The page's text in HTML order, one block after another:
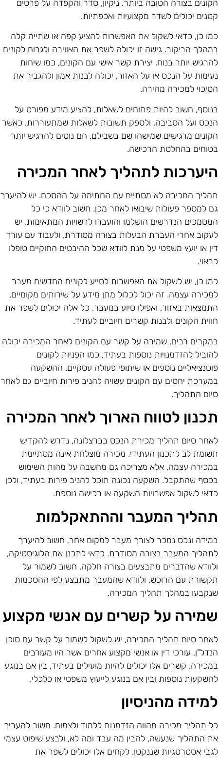
בצורה הטובה ביותר. ניקיון, סדר והקפדה על פרטים
יכולים לשדר מקצועיות ואכפתיות.
כן, כדאי לשקול את האפשרות להציע קפה או שתייה קלה
הביקור. גישה זו יכולה לשפר את האווירה ולגרום לקונים
יותר בנוח. יצירת קשר אישי עם הקונים, כמו שיחות
על הנכס או על האזור, יכולה לבנות אמון ולהגביר את
למכירה מהירה.
חשוב להיות פתוחים לשאלות, להציע מידע מפורט על
ועל הסביבה, ולספק תשובות לשאלות שמתעוררות. כאשר
מרגישים שמישהו שם בשבילם, הם נוטים להרגיש יותר
בהחלטת הרכישה.
לתהליך לאחר המכירה
המכירה לא מסתיים עם החתימה על ההסכם. יש להיערך
למספר פעולות שיבואו לאחר מכן. חשוב לוודא כי כל
הנדרשים הושלמו והועברו לרשויות המתאימות. יש
אחרי העברת הבעלות בצורה מסודרת, ולעבוד עם עורך
או יועץ משפטי על מנת לוודא שכל ההיבטים החוקיים טופלו
כן, יש לשקול את האפשרות לסייע לקונים החדשים מעבר
עצמה. זה יכול לכלול מתן מידע על שירותים מקומיים,
באזור, ואפילו סיוע במעבר. כל אלה יכולים לשפר את
הקונים ולבנות קשרים חיוביים לעתיד.
רבים, שמירה על קשר עם הקונים לאחר המכירה יכולה
להזדמנויות נוספות בעתיד, כמו הפניות לקונים
נוספים או שיתופי פעולה עסקיים. ההשקעה
יחסים עם הקונים עשויה להניב פירות חיוביים גם לאחר
התהליך.
לטווח הארוך לאחר המכירה
סיום תהליך מכירת הנכס בברצלונה, נדרש להקדיש
לב לתכנון העתידי. מכירה מוצלחת אינה מסתיימת
עצמה, אלא מצריכה גם מחשבה על מהות השימוש
שהתקבל. השקעה נכונה תוכל להניב פירות בעתיד, ולכן
לשקול אפשרויות השקעה או רכישה נוספת.
המעבר וההתאקלמות
ונכס נמכר לצורך מעבר למקום אחר, חשוב להיערך
המעבר בצורה מסודרת. כדאי לתכנן את הלוגיסטיקה,
שהדברים מתבצעים בצורה חלקה. חשוב לשמור על
עם הרוכש, ולוודא שהמעבר מתבצע לפי ההסכמות
במהלך תהליך המכירה.
על קשרים עם אנשי מקצוע
סיום תהליך המכירה, יש לשקול לשמור על קשר עם סוכן
עורכי דין או אנשי מקצוע אחרים אשר היו מעורבים
קשרים אלו יכולים להיות מועילים בעתיד, בין אם בנוגע
נוספות ובין אם בנוגע לייעוץ משפטי או כלכלי.
מהניסיון
תהליך מכירה מהווה הזדמנות ללמוד ולצמוח. חשוב להעריך
התהליך שנעשה, להבין מה עבד ומה לא, ולבצע שיפוט עצמי
אסטרטגיות שננקטו. לקחים אלו יכולים לשפר את